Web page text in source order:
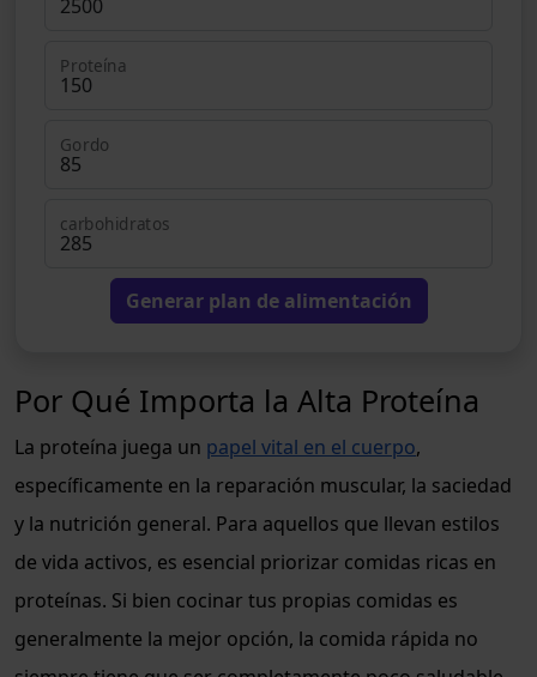
Proteína
Gordo
carbohidratos
Generar plan de alimentación
Por Qué Importa la Alta Proteína
La proteína juega un papel vital en el cuerpo,
específicamente en la reparación muscular, la saciedad
y la nutrición general. Para aquellos que llevan estilos
de vida activos, es esencial priorizar comidas ricas en
proteínas. Si bien cocinar tus propias comidas es
generalmente la mejor opción, la comida rápida no